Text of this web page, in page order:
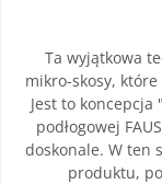
Ta wyjątkowa
mikro-skosy,
Jest to
podłogowej
doskonale. W ten
produktu,